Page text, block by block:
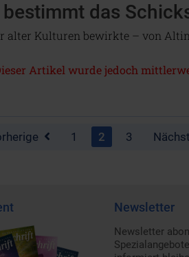
das
alter Kulturen bewirkte – von
Artikel wurde jedoch
1 2 3
Newsletter
Newsletter